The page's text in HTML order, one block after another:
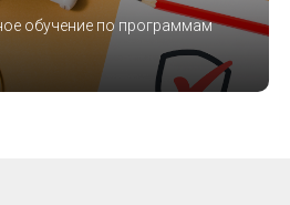
обучение по программам